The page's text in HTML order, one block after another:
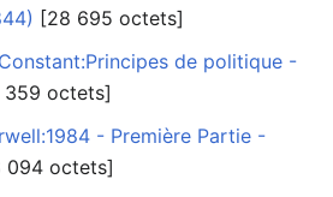
‎[28 695 octets]
de politique -
359 octets]
- Première Partie -
094 octets]